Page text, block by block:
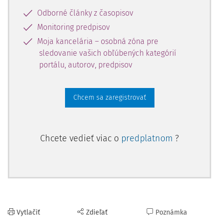
the authors attempt to outline its potential impact on the
Slovak legal environment (particularly considering the
actual private law recodification activities).
Key words:EU s Digital Single Market, consumer law,
Proposal for a directive on certain aspects concerning
directive on certain aspects concerning contracts for the
online and other distance sales of goods, standards of
priblíženie zmluvného práva s víziou podporiť európsky
Odborné články z časopisov
Monitoring predpisov
Moja kancelária – osobná zóna pre
sledovanie vašich obľúbených kategórií
portálu, autorov, predpisov
Chcem sa zaregistrovať
Chcete vedieť viac o predplatnom ?
Vytlačiť Zdieľať Poznámka